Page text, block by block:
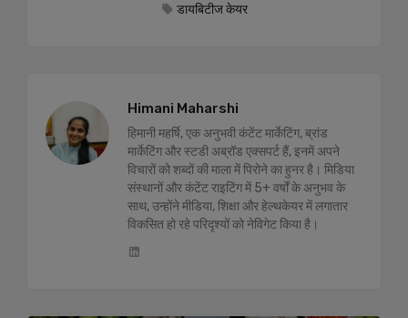
डायबिटीज केयर
Himani Maharshi
हिमानी महर्षि, एक अनुभवी कंटेंट मार्केटिंग, ब्रांड
मार्केटिंग और स्टडी अब्रॉड एक्सपर्ट हैं, इनमें अपने
विचारों को शब्दों की माला में पिरोने का हुनर है। मिडिया
संस्थानों और कंटेंट राइटिंग में 5+ वर्षों के अनुभव के
साथ, उन्होंने मीडिया, शिक्षा और हेल्थकेयर में लगातार
विकसित हो रहे परिदृश्यों को नेविगेट किया है।